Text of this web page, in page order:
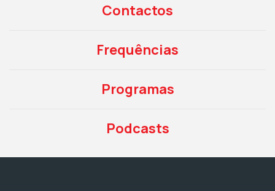
Contactos
Frequências
Programas
Podcasts